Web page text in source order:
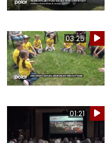
03:25
01:21